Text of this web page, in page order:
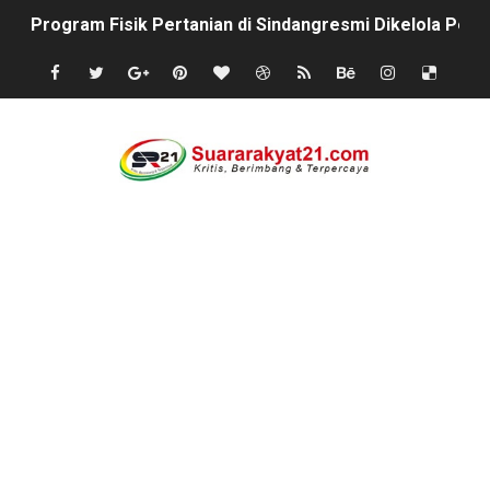
Peringati Kemerdekaan Indonesia ke-81, Bukan
Tanpa Papan Informasi & Identitas, Program
Profesor Minta Presiden RI Perintahkan Semua